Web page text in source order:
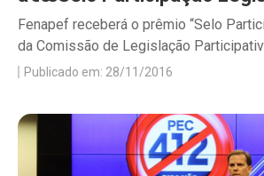
Fenapef receberá o prêmio “Selo
da Comissão de Legislação
Publicado em: 28/11/2016